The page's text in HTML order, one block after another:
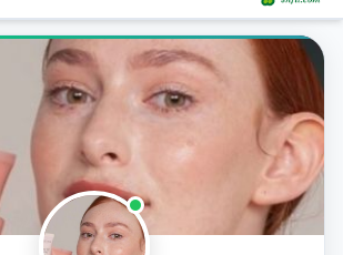
تسجيل الدخول / حساب جديد
الوضع الداكن
حمّل التطبيق